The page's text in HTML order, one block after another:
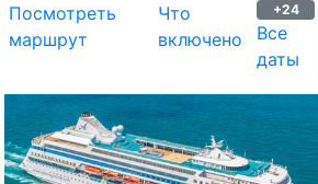
Посмотреть
маршрут
Что
включено
+24
Все
даты